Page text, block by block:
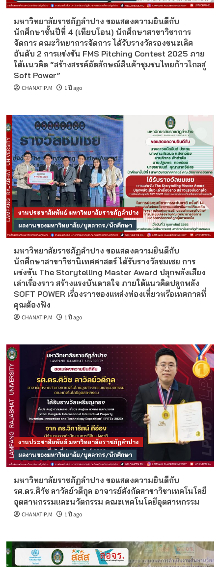
มหาวิทยาลัยราชภัฏลำปาง ขอแสดงความยินดีกับ
นักศึกษาชั้นปีที่ 4 (เทียบโอน) นักศึกษาสาขาวิชาการ
จัดการ คณะวิทยาการจัดการ ได้รับรางวัลรองชนะเลิศ
อันดับ 2 การแข่งขัน FMS Pitching Contest 2025 ภาย
ใต้เเนวคิด “สร้างสรรค์อัตลักษณ์สินค้าชุมชนไทยก้าวไกลสู่
Soft Power”
CHANATIP.M 1 ปี ago
งานประชาสัมพันธ์ มหาวิทยาลัยราชภัฏลำปาง
ผลงานของมหาวิทยาลัย/บุคลากร/นักศึกษา
มหาวิทยาลัยราชภัฏลำปาง ขอแสดงความยินดีกับ
นักศึกษาสาขาวิชานิเทศศาสตร์ ได้รับรางวัลชมเชย การ
แข่งขัน The Storytelling Master Award ปลุกพลังเสียง
เล่าเรื่องราว สร้างแรงบันดาลใจ ภายใต้แนวคิดปลูกพลัง
SOFT POWER เรื่องราวของแหล่งท่องเที่ยวหรือเทศกาลที่
คุณต้องฟัง
CHANATIP.M 1 ปี ago
งานประชาสัมพันธ์ มหาวิทยาลัยราชภัฏลำปาง
ผลงานของมหาวิทยาลัย/บุคลากร/นักศึกษา
มหาวิทยาลัยราชภัฏลำปาง ขอแสดงความยินดีกับ
รศ.ดร.ศิวัช ลาวัลย์วดีกุล อาจารย์สังกัดสาขาวิชาเทคโนโลยี
อุตสาหกรรมและนวัตกรรม คณะเทคโนโลยีอุตสาหกรรม
CHANATIP.M 1 ปี ago